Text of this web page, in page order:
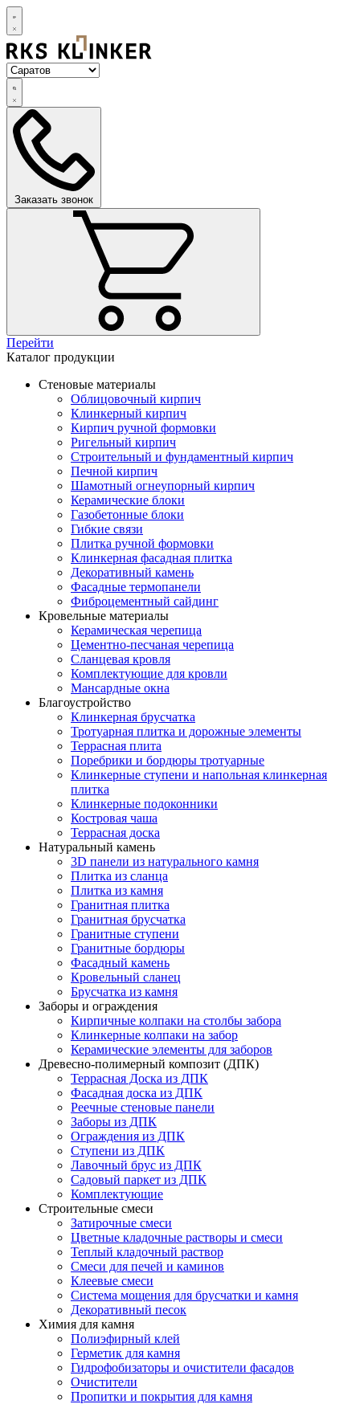
Заказать звонок
Перейти
Каталог продукции
Стеновые материалы
Облицовочный кирпич
Клинкерный кирпич
Кирпич ручной формовки
Ригельный кирпич
Строительный и фундаментный кирпич
Печной кирпич
Шамотный огнеупорный кирпич
Керамические блоки
Газобетонные блоки
Гибкие связи
Плитка ручной формовки
Клинкерная фасадная плитка
Декоративный камень
Фасадные термопанели
Фиброцементный сайдинг
Кровельные материалы
Керамическая черепица
Цементно-песчаная черепица
Сланцевая кровля
Комплектующие для кровли
Мансардные окна
Благоустройство
Клинкерная брусчатка
Тротуарная плитка и дорожные элементы
Террасная плита
Поребрики и бордюры тротуарные
Клинкерные ступени и напольная клинкерная
плитка
Клинкерные подоконники
Костровая чаша
Террасная доска
Натуральный камень
3D панели из натурального камня
Плитка из сланца
Плитка из камня
Гранитная плитка
Гранитная брусчатка
Гранитные ступени
Гранитные бордюры
Фасадный камень
Кровельный сланец
Брусчатка из камня
Заборы и ограждения
Кирпичные колпаки на столбы забора
Клинкерные колпаки на забор
Керамические элементы для заборов
Древесно-полимерный композит (ДПК)
Террасная Доска из ДПК
Фасадная доска из ДПК
Реечные стеновые панели
Заборы из ДПК
Ограждения из ДПК
Ступени из ДПК
Лавочный брус из ДПК
Садовый паркет из ДПК
Комплектующие
Строительные смеси
Затирочные смеси
Цветные кладочные растворы и смеси
Теплый кладочный раствор
Смеси для печей и каминов
Клеевые смеси
Система мощения для брусчатки и камня
Декоративный песок
Химия для камня
Полиэфирный клей
Герметик для камня
Гидрофобизаторы и очистители фасадов
Очистители
Пропитки и покрытия для камня